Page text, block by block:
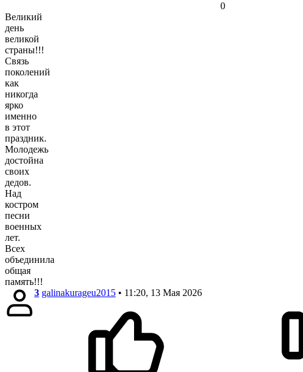
0
Великий
день
великой
страны!!!
Связь
поколений
как
никогда
ярко
именно
в этот
праздник.
Молодежь
достойна
своих
дедов.
Над
костром
песни
военных
лет.
Всех
объединила
общая
память!!!
3 galinakurageu2015 • 11:20, 13 Мая 2026